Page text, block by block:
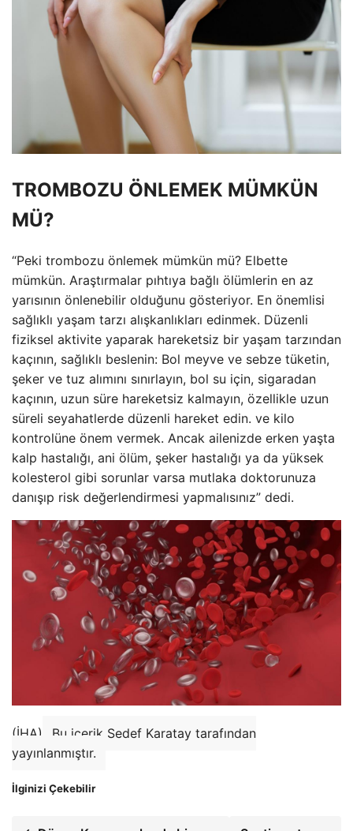
TROMBOZU ÖNLEMEK MÜMKÜN
MÜ?
“Peki trombozu önlemek mümkün mü? Elbette
mümkün. Araştırmalar pıhtıya bağlı ölümlerin en az
yarısının önlenebilir olduğunu gösteriyor. En önemlisi
sağlıklı yaşam tarzı alışkanlıkları edinmek. Düzenli
fiziksel aktivite yaparak hareketsiz bir yaşam tarzından
kaçının, sağlıklı beslenin: Bol meyve ve sebze tüketin,
şeker ve tuz alımını sınırlayın, bol su için, sigaradan
kaçının, uzun süre hareketsiz kalmayın, özellikle uzun
süreli seyahatlerde düzenli hareket edin. ve kilo
kontrolüne önem vermek. Ancak ailenizde erken yaşta
kalp hastalığı, ani ölüm, şeker hastalığı ya da yüksek
kolesterol gibi sorunlar varsa mutlaka doktorunuza
danışıp risk değerlendirmesi yapmalısınız” dedi.
(İHA)
Bu içerik Sedef Karatay tarafından
yayınlanmıştır.
İlginizi Çekebilir